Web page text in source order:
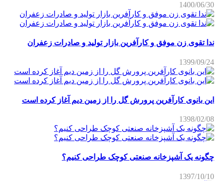
1400/06/30
ندا تقوی زن موفق و کارآفرین بازار تولید و صادرات زعفران
1399/09/24
این بانوی کارآفرین پرورش گل را از زمین دیم آغاز کرده است
1398/02/08
چگونه یک آشپزخانه صنعتی کوچک طراحی کنیم؟
1397/10/10